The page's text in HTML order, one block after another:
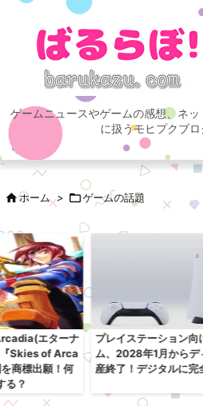
ゲームニュースやゲームの感想、ネ
に扱うモヒプクブ
ホーム > ゲームの話題
エターナ
Skies of Arca
商標出願！何
る？
プレイステーション向
ム、2028年1月からデ
産終了！デジタルに完